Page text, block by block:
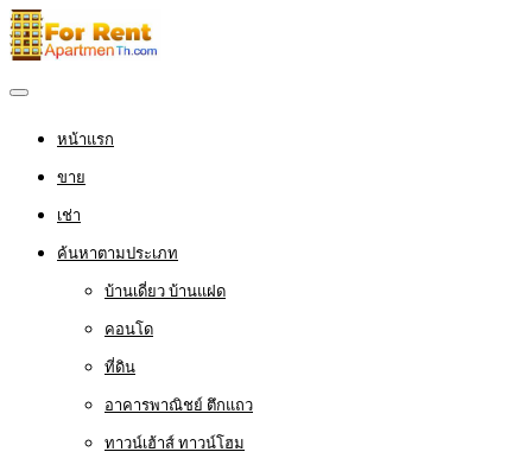
หน้าแรก
ขาย
เช่า
ค้นหาตามประเภท
บ้านเดี่ยว บ้านแฝด
คอนโด
ที่ดิน
อาคารพาณิชย์ ตึกแถว
ทาวน์เฮ้าส์ ทาวน์โฮม